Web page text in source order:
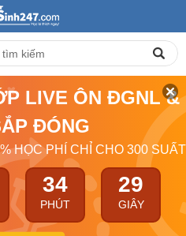
LIVE ÔN ĐGNL &
ĐÓNG
HỌC PHÍ CHỈ CHO 300 SUẤT
34
PHÚT
29
GIÂY